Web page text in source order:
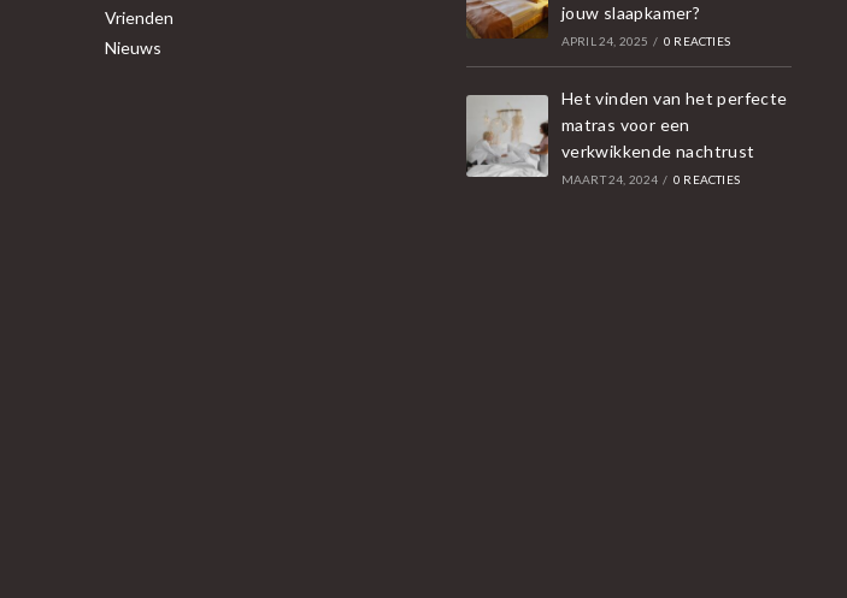
Vrienden
Nieuws
jouw slaapkamer?
APRIL 24, 2025 / 0 REACTIES
Het vinden van het perfecte
matras voor een
verkwikkende nachtrust
MAART 24, 2024 / 0 REACTIES